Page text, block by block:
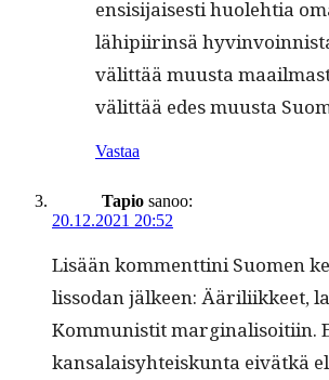
ensisi­jais­es­ti huole­htia
lähipi­irin­sä
välit­tää muus­ta
välit­tää edes muus­ta
Vastaa
Tapio sanoo:
20.12.2021 20:52
Lisään kom­ment­ti­ni Suomen
lis­so­dan jäl­keen: Äärili­ik­keet,
Kom­mu­nis­tit mar­gin­al­isoiti­in.
kansalaisy­hteiskun­ta eivätkä